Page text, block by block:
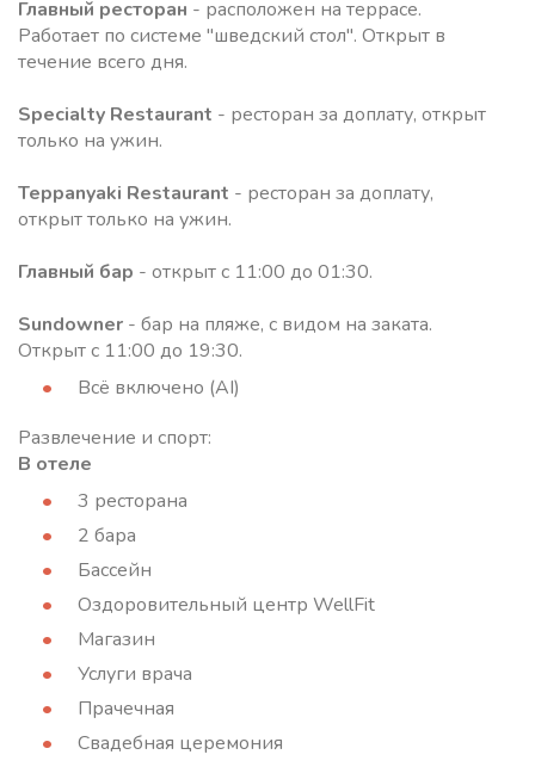
Главный ресторан - расположен на террасе.
Работает по системе "шведский стол". Открыт в
течение всего дня.
Specialty Restaurant - ресторан за доплату, открыт
только на ужин.
Teppanyaki Restaurant - ресторан за доплату,
открыт только на ужин.
Главный бар - открыт с 11:00 до 01:30.
Sundowner - бар на пляже, с видом на заката.
Открыт с 11:00 до 19:30.
Всё включено (AI)
Развлечение и спорт:
В отеле
3 ресторана
2 бара
Бассейн
Оздоровительный центр WellFit
Магазин
Услуги врача
Прачечная
Свадебная церемония